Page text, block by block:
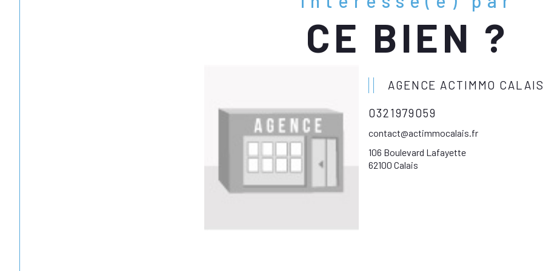
CE BIEN ?
AGENCE ACTIMMO
0321979059
contact@actimmocalais.fr
106 Boulevard Lafayette
62100 Calais